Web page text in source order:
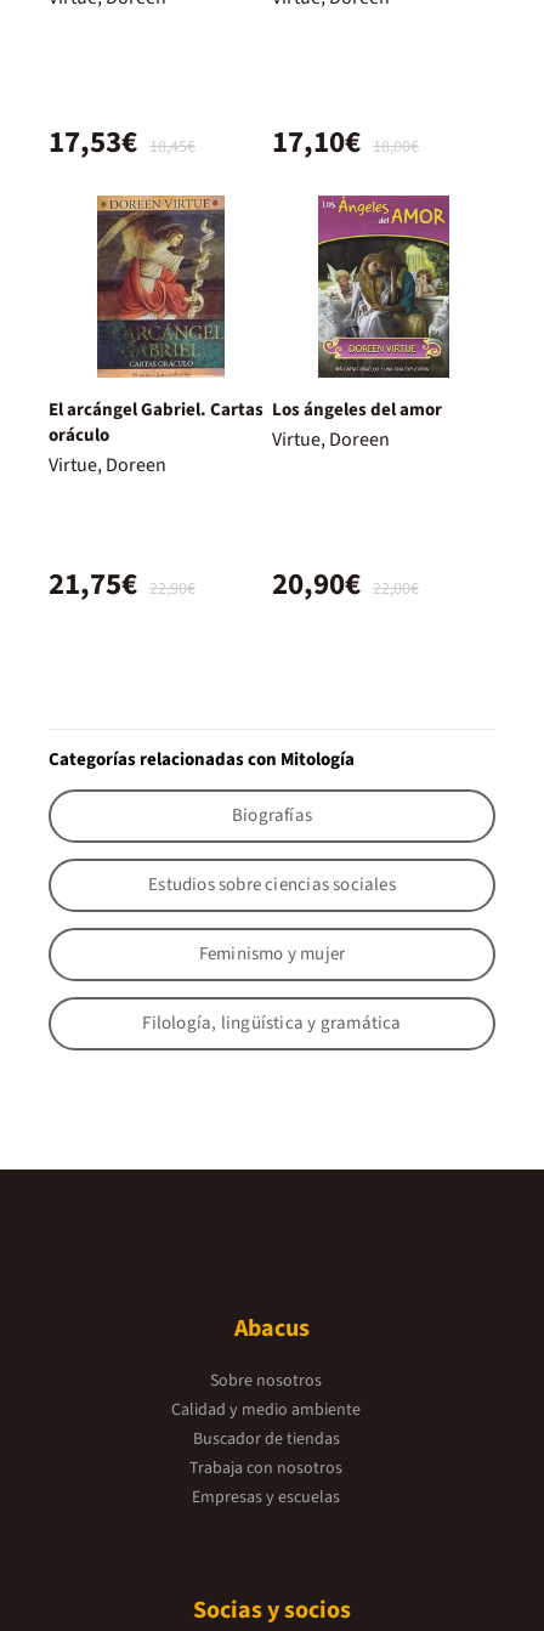
18,45€
17,53€ 18,00€
17,10€
El arcángel Gabriel. Cartas
oráculo
Virtue, Doreen
22,90€
21,75€
Los ángeles del amor
Virtue, Doreen
22,00€
20,90€
Categorías relacionadas con Mitología
Biografías
Estudios sobre ciencias sociales
Feminismo y mujer
Filología, lingüística y gramática
Abacus
Sobre nosotros
Calidad y medio ambiente
Buscador de tiendas
Trabaja con nosotros
Empresas y escuelas
Socias y socios